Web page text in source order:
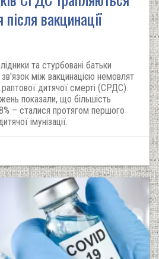
вакцинації
та стурбовані батьки
між вакцинацією немовлят
дитячої смерті (СРДС).
показали, що більшість
– сталися протягом першого
імунізації.